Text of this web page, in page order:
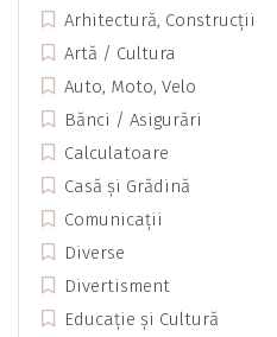
Arhitectură, Construcții
Artă / Cultura
Auto, Moto, Velo
Bănci / Asigurări
Calculatoare
Casă și Grădină
Comunicații
Diverse
Divertisment
Educație și Cultură